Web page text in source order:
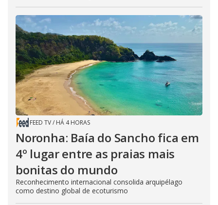
FEED TV/ HÁ 4 HORAS
Noronha: Baía do Sancho fica em
4º lugar entre as praias mais
bonitas do mundo
Reconhecimento internacional consolida arquipélago
como destino global de ecoturismo